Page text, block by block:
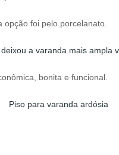
foi pelo porcelanato.
bonita e funcional.